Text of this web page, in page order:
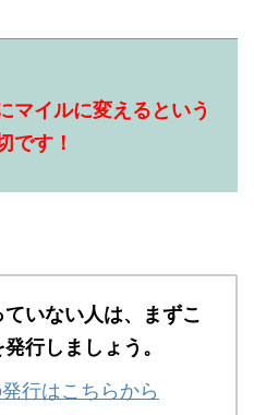
マイルに変えるという
です！
いない人は、まずこ
行しましょう。
行はこちらから